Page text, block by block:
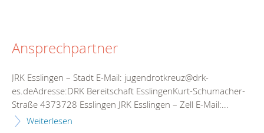
Ansprechpartner
JRK Esslingen – Stadt E-Mail: jugendrotkreuz@drk-
es.deAdresse:DRK Bereitschaft EsslingenKurt-Schumacher-
Straße 4373728 Esslingen JRK Esslingen – Zell E-Mail:...
Weiterlesen